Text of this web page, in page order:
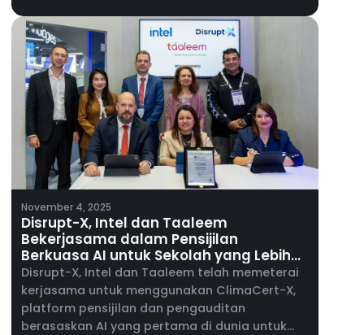
untuk melancarkan ALEF 360°, platform
bersepadunya untuk hartanah komersial dan
operasi kemudahan, di Malaysia.
November 4, 2025
Disrupt-X, Intel dan Taaleem
Bekerjasama dalam Pensijilan
Berkuasa AI untuk Sekolah yang Lebih
Selamat dan Pintar
Disrupt-X, Intel dan Taaleem telah memeterai
kerjasama untuk menggunakan ClimaCert-X,
platform pensijilan dan pengauditan
berasaskan AI yang pertama di dunia untuk